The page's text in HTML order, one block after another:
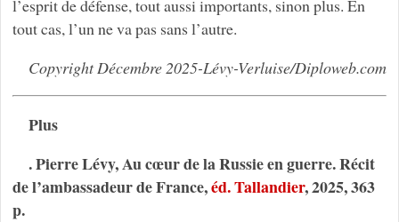
l’esprit de défense, tout aussi importants, sinon plus. En
tout cas, l’un ne va pas sans l’autre.
Copyright Décembre 2025-Lévy-Verluise/Diploweb.com
Plus
. Pierre Lévy, Au cœur de la Russie en guerre. Récit
de l’ambassadeur de France,éd. Tallandier, 2025, 363
p.